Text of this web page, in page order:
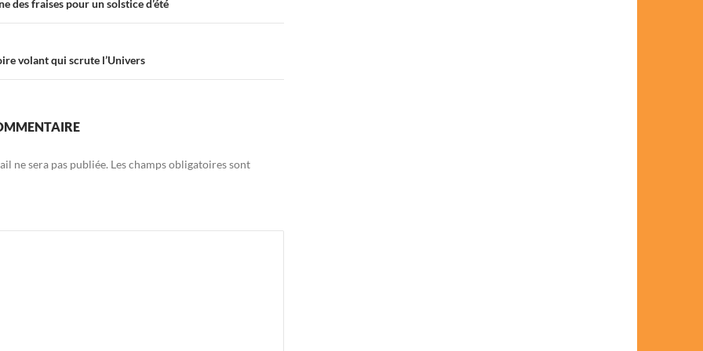
des fraises pour un solstice d’été
volant qui scrute l’Univers
ne sera pas publiée. Les champs obligatoires sont